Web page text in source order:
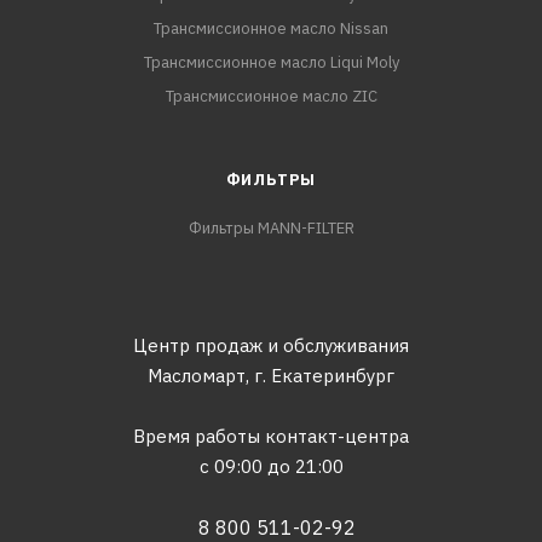
Трансмиссионное масло Nissan
Трансмиссионное масло Liqui Moly
Трансмиссионное масло ZIC
ФИЛЬТРЫ
Фильтры MANN-FILTER
Центр продаж и обслуживания
Масломарт, г. Екатеринбург
Время работы контакт-центра
с 09:00 до 21:00
8 800 511-02-92